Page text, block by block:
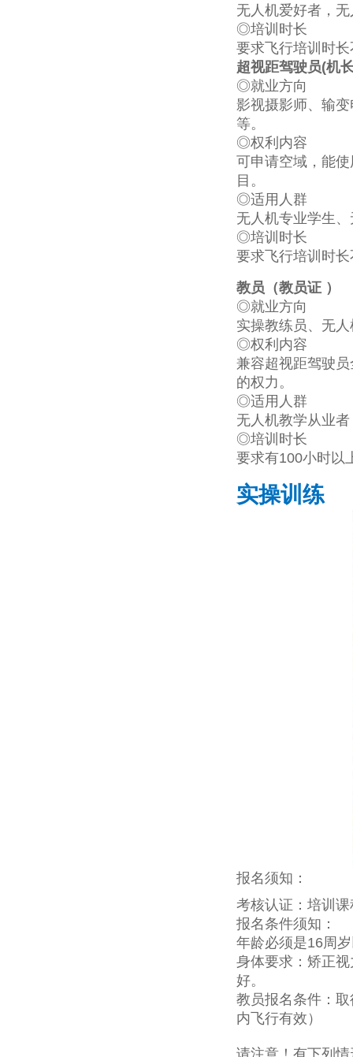
无人机爱好者，
◎培训时长
要求飞行培训时
超视距驾驶员(机
◎就业方向
影视摄影师、输
等。
◎权利内容
可申请空域，能
目。
◎适用人群
无人机专业学生
◎培训时长
要求飞行培训时
教员（教员证 ）
◎就业方向
实操教练员、无
◎权利内容
兼容超视距驾驶
的权力。
◎适用人群
无人机教学从业
◎培训时长
要求有100小时以
实操训练
报名须知：
考核认证：培训
报名条件须知：
年龄必须是16周
身体要求：矫正
好。
教员报名条件：
内飞行有效）
请注意！有下列